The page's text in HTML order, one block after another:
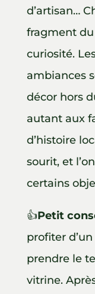
d’artisan…
fragment
curiosité.
ambiances
décor hors
autant aux
d’histoire
sourit, et
certains
👍Petit
profiter
prendre le
vitrine.